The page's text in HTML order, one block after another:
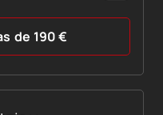
de 190€